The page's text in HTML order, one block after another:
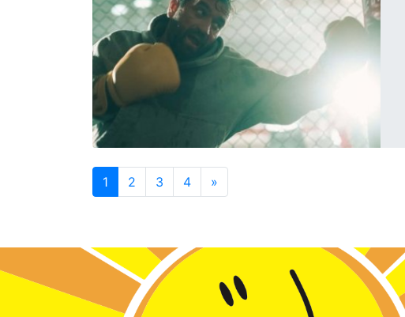
1 2 3 4 »